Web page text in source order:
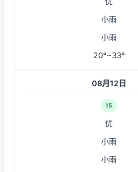
小雨
小雨
20°~33°
08月12日
15
优
小雨
小雨